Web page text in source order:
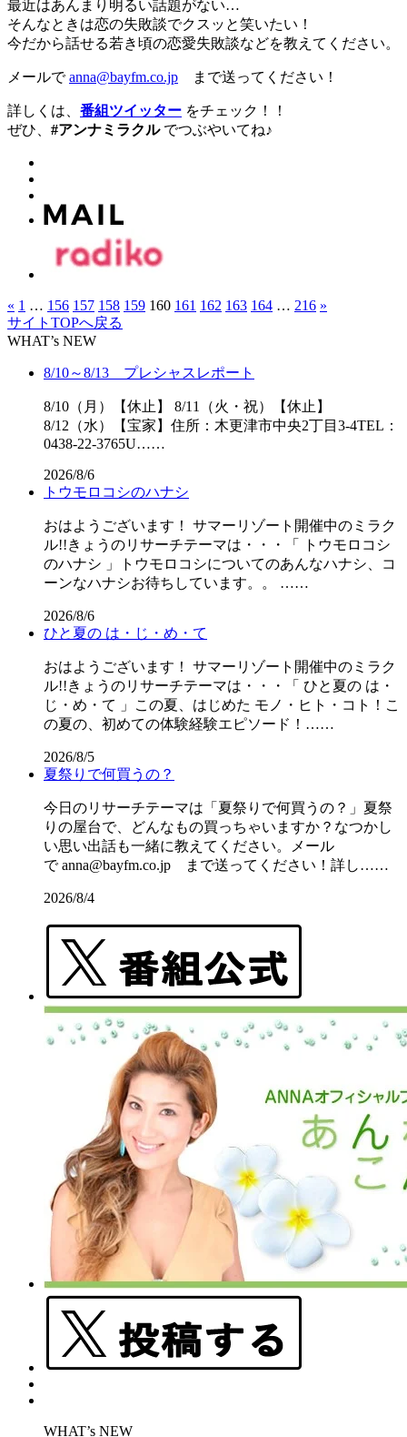
最近はあんまり明るい話題がない…
そんなときは恋の失敗談でクスッと笑いたい！
今だから話せる若き頃の恋愛失敗談などを教えてください。
メールでanna@bayfm.co.jp まで送ってください！
詳しくは、 番組ツイッター をチェック！！
ぜひ、 #アンナミラクルでつぶやいてね♪
« 1 … 156 157 158 159 160 161 162 163 164 … 216 »
サイトTOPへ戻る
WHAT’s NEW
8/10～8/13 プレシャスレポート
8/10（月）【休止】 8/11（火・祝）【休止】
8/12（水）【宝家】住所：木更津市中央2丁目3-4TEL：
0438-22-3765U……
2026/8/6
トウモロコシのハナシ
おはようございます！ サマーリゾート開催中のミラク
ル!!きょうのリサーチテーマは・・・「 トウモロコシ
のハナシ 」トウモロコシについてのあんなハナシ、コ
ーンなハナシお待ちしています。。 ……
2026/8/6
ひと夏の は・じ・め・て
おはようございます！ サマーリゾート開催中のミラク
ル!!きょうのリサーチテーマは・・・「 ひと夏の は・
じ・め・て 」この夏、はじめた モノ・ヒト・コト！こ
の夏の、初めての体験経験エピソード！……
2026/8/5
夏祭りで何買うの？
今日のリサーチテーマは「夏祭りで何買うの？」夏祭
りの屋台で、どんなもの買っちゃいますか？なつかし
い思い出話も一緒に教えてください。メール
で anna@bayfm.co.jp まで送ってください！詳し……
2026/8/4
WHAT’s NEW